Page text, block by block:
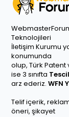
Teknolojileri
İletişim Kurumu
konumunda
olup, Türk Patent
ise 3 sınıfta
arz ederiz. WFN
Telif içerik,
öneri, şikayet